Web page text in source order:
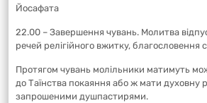
Йосафата
22.00 – Завершення чувань. Молитва
речей релігійного вжитку, благословення
Протягом чувань молільники матимуть
до Таїнства покаяння або ж мати духовну
запрошеними душпастирями.